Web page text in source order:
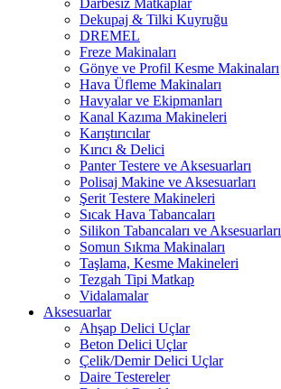
Darbesiz Matkaplar
Dekupaj & Tilki Kuyruğu
DREMEL
Freze Makinaları
Gönye ve Profil Kesme Makinaları
Hava Üfleme Makinaları
Havyalar ve Ekipmanları
Kanal Kazıma Makineleri
Karıştırıcılar
Kırıcı & Delici
Panter Testere ve Aksesuarları
Polisaj Makine ve Aksesuarları
Şerit Testere Makineleri
Sıcak Hava Tabancaları
Silikon Tabancaları ve Aksesuarları
Somun Sıkma Makinaları
Taşlama, Kesme Makineleri
Tezgah Tipi Matkap
Vidalamalar
Aksesuarlar
Ahşap Delici Uçlar
Beton Delici Uçlar
Çelik/Demir Delici Uçlar
Daire Testereler